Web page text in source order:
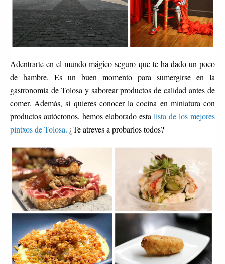
Adentrarte en el mundo mágico seguro que te ha dado un poco
de hambre. Es un buen momento para sumergirse en la
gastronomía de Tolosa y saborear productos de calidad antes de
comer. Además, si quieres conocer la cocina en miniatura con
productos autóctonos, hemos elaborado esta lista de los mejores
pintxos de Tolosa. ¿Te atreves a probarlos todos?